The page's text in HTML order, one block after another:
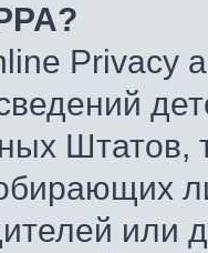
Privacy
Штатов,
или